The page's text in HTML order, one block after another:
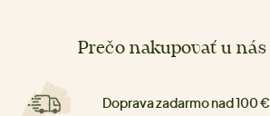
Prečo nakupovať u nás
Doprava zadarmo nad 100 €